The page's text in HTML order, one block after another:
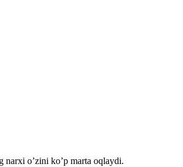
narxi o’zini ko’p marta oqlaydi.